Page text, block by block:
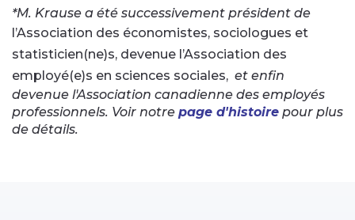
*M. Krause a été successivement président de
l’Association des économistes, sociologues et
statisticien(ne)s, devenue l’Association des
employé(e)s en sciences sociales, et enfin
devenue l'Association canadienne des employés
professionnels. Voir notre page d'histoire pour plus
de détails.